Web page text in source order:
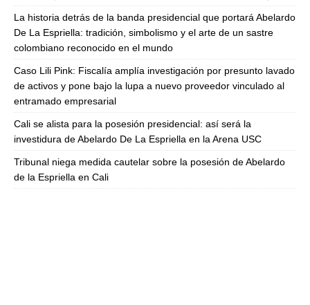
La historia detrás de la banda presidencial que portará Abelardo
De La Espriella: tradición, simbolismo y el arte de un sastre
colombiano reconocido en el mundo
Caso Lili Pink: Fiscalía amplía investigación por presunto lavado
de activos y pone bajo la lupa a nuevo proveedor vinculado al
entramado empresarial
Cali se alista para la posesión presidencial: así será la
investidura de Abelardo De La Espriella en la Arena USC
Tribunal niega medida cautelar sobre la posesión de Abelardo
de la Espriella en Cali